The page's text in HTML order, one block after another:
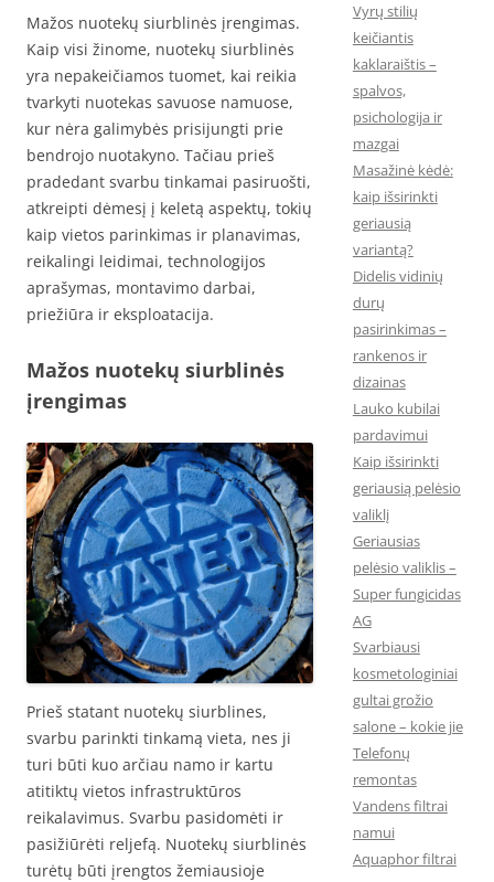
Mažos nuotekų siurblinės įrengimas.
Kaip visi žinome, nuotekų siurblinės
yra nepakeičiamos tuomet, kai reikia
tvarkyti nuotekas savuose namuose,
kur nėra galimybės prisijungti prie
bendrojo nuotakyno. Tačiau prieš
pradedant svarbu tinkamai pasiruošti,
atkreipti dėmesį į keletą aspektų, tokių
kaip vietos parinkimas ir planavimas,
reikalingi leidimai, technologijos
aprašymas, montavimo darbai,
priežiūra ir eksploatacija.
Mažos nuotekų siurblinės
įrengimas
Prieš statant nuotekų siurblines,
svarbu parinkti tinkamą vieta, nes ji
turi būti kuo arčiau namo ir kartu
atitiktų vietos infrastruktūros
reikalavimus. Svarbu pasidomėti ir
pasižiūrėti reljefą. Nuotekų siurblinės
turėtų būti įrengtos žemiausioje
Vyrų stilių
keičiantis
kaklaraištis –
spalvos,
psichologija ir
mazgai
Masažinė kėdė:
kaip išsirinkti
geriausią
variantą?
Didelis vidinių
durų
pasirinkimas –
rankenos ir
dizainas
Lauko kubilai
pardavimui
Kaip išsirinkti
geriausią pelėsio
valiklį
Geriausias
pelėsio valiklis –
Super fungicidas
AG
Svarbiausi
kosmetologiniai
gultai grožio
salone – kokie jie
Telefonų
remontas
Vandens filtrai
namui
Aquaphor filtrai